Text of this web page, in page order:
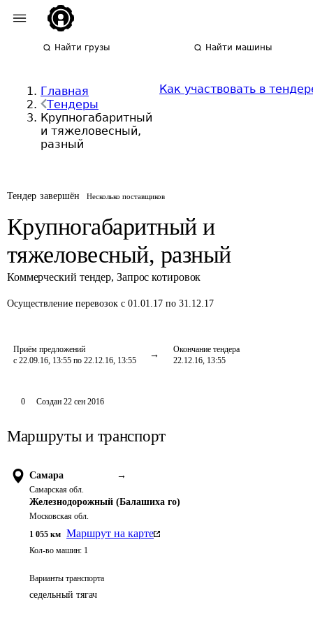
Найти грузы Найти машины
Главная
Тендеры
Крупногабаритный
и тяжеловесный,
разный
Как участвовать в
Тендер завершён Несколько поставщиков
Крупногабаритный и
тяжеловесный, разный
Коммерческий тендер, Запрос котировок
Осуществление перевозок с 01.01.17 по 31.12.17
Приём предложений
с 22.09.16, 13:55 по 22.12.16, 13:55
Окончание тендера
22.12.16, 13:55
0 Создан 22 сен 2016
Маршруты и транспорт
Самара →
Самарская обл.
Железнодорожный (Балашиха го)
Московская обл.
1 055 км Маршрут на карте
Кол-во машин: 1
Варианты транспорта
седельный тягач